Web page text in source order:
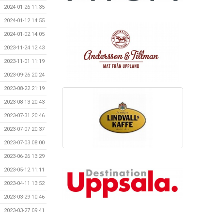
2024-01-26 11:35
2024-01-12 14:55
2024-01-02 14:05
2023-11-24 12:43
2023-11-01 11:19
2023-09-26 20:24
2023-08-22 21:19
2023-08-13 20:43
2023-07-31 20:46
2023-07-07 20:37
2023-07-03 08:00
2023-06-26 13:29
2023-05-12 11:11
2023-04-11 13:52
2023-03-29 10:46
2023-03-27 09:41